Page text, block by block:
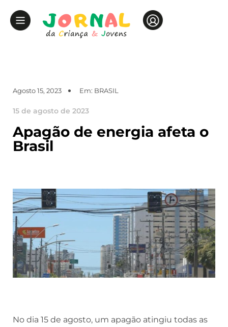
Agosto 15, 2023 Em: BRASIL
15 de agosto de 2023
Apagão de energia afeta o
Brasil
No dia 15 de agosto, um apagão atingiu todas as